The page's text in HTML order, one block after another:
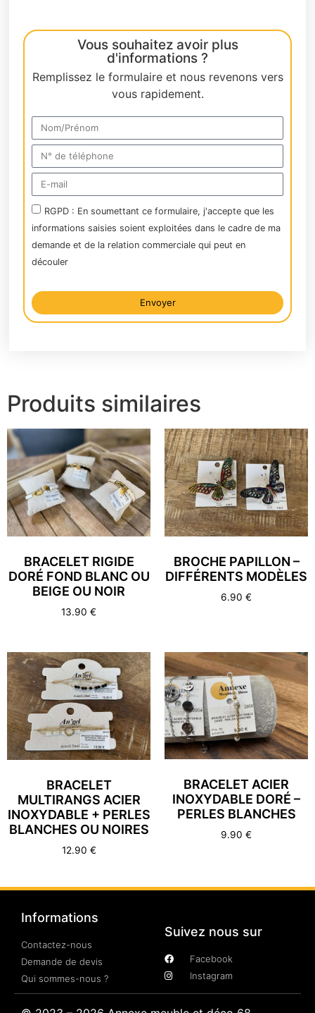
Vous souhaitez avoir plus
d'informations ?
Remplissez le formulaire et nous revenons vers
vous rapidement.
RGPD : En soumettant ce formulaire, j'accepte que les
informations saisies soient exploitées dans le cadre de ma
demande et de la relation commerciale qui peut en
découler
Envoyer
Alternative:
Produits similaires
BRACELET RIGIDE
DORÉ FOND BLANC OU
BEIGE OU NOIR
13.90 €
BROCHE PAPILLON –
DIFFÉRENTS MODÈLES
6.90 €
BRACELET
MULTIRANGS ACIER
INOXYDABLE + PERLES
BLANCHES OU NOIRES
12.90 €
BRACELET ACIER
INOXYDABLE DORÉ –
PERLES BLANCHES
9.90 €
Informations
Contactez-nous
Demande de devis
Qui sommes-nous ?
Suivez nous sur
Facebook
Instagram